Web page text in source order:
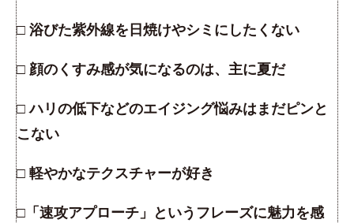
□ 浴びた紫外線を日焼けやシミにしたくない
□ 顔のくすみ感が気になるのは、主に夏だ
□ ハリの低下などのエイジング悩みはまだピンと
こない
□ 軽やかなテクスチャーが好き
□「速攻アプローチ」というフレーズに魅力を感